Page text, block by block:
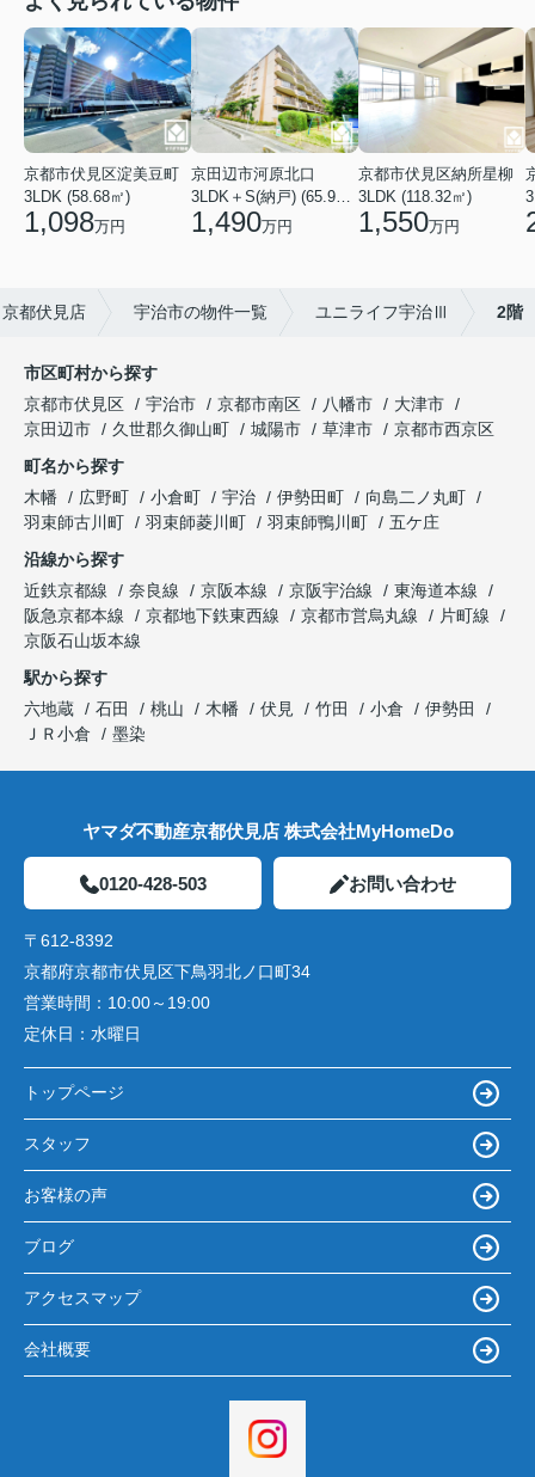
京都市伏見区淀美豆町
3LDK (58.68㎡)
1,098万円
京田辺市河原北口
1,490万円
京都市伏見区納所星柳
3LDK (118.32㎡)
1,550万円
都伏見店 宇治市の物件一覧 ユニライフ宇治Ⅲ 2階
市区町村から探す
京都市伏見区
宇治市 京都市南区 八幡市
大津市
京田辺市
久世郡久御山町 城陽市 草津市
京都市西京区
町名から探す
木幡
広野町 小倉町 宇治 伊勢田町
向島二ノ丸町
羽束師古川町
羽束師菱川町 羽束師鴨川町
五ケ庄
沿線から探す
近鉄京都線
奈良線 京阪本線 京阪宇治線
東海道本線
阪急京都本線
京都地下鉄東西線 京都市営烏丸線
片町線
京阪石山坂本線
駅から探す
六地蔵
石田 桃山 木幡 伏見 竹田 小倉
伊勢田
ＪＲ小倉
墨染
ヤマダ不動産京都伏見店 株式会社MyHomeDo
0120-428-503 お問い合わせ
〒612-8392
京都府京都市伏見区下鳥羽北ノ口町34
営業時間： 10:00～19:00
定休日： 水曜日
トップページ
スタッフ
お客様の声
ブログ
アクセスマップ
会社概要